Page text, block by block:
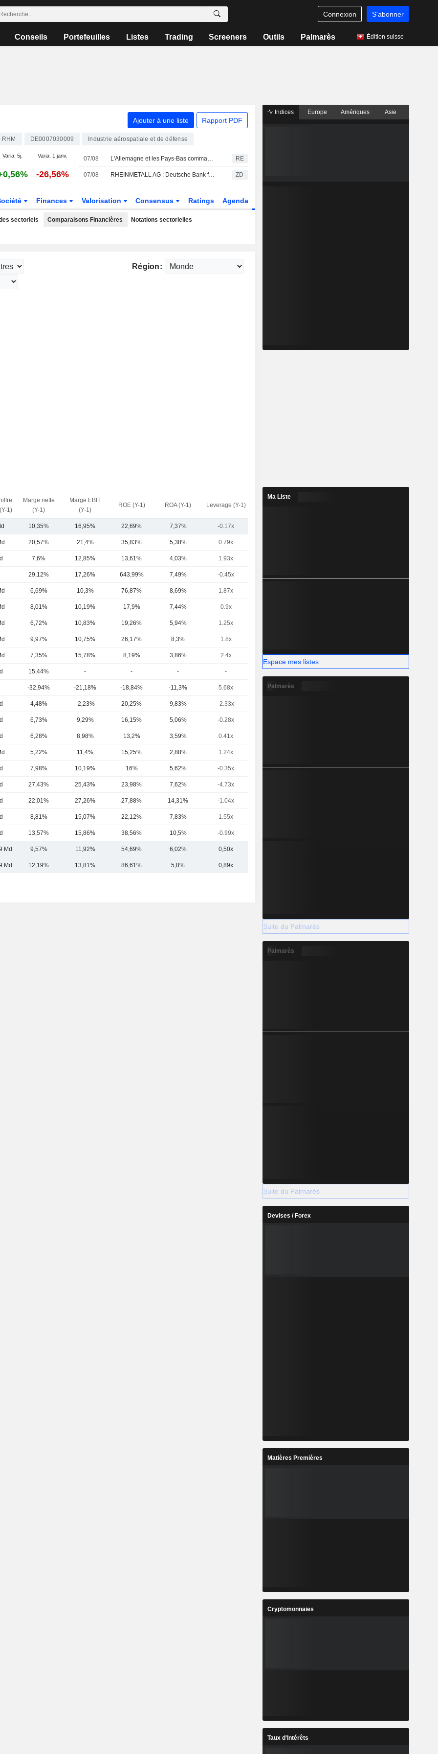
Connexion S'abonner
Conseils Portefeuilles Listes Trading Screeners Outils Palmarès Édition suisse
Ajouter à une liste Rapport PDF
RHM DE0007030009 Industrie aérospatiale et de défense
Varia. 5j. Varia. 1 janv.
-26,56%
07/08 L'Allemagne et les Pays-Bas commandent des blindés " Boxer » auprès de KNDS et Rheinmetall RE
07/08 RHEINMETALL AG : Deutsche Bank favorable sur le dossier ZD
Finances Valorisation Consensus Ratings Agenda
sectoriels Comparaisons Financières Notations sectorielles
Région:
1)
Marge nette
(Y-1)
Marge EBIT
(Y-1)
ROE (Y-1) ROA (Y-1) Leverage (Y-1)
10,35% 16,95% 22,69% 7,37% -0.17x
20,57% 21,4% 35,83% 5,38% 0.79x
7,6% 12,85% 13,61% 4,03% 1.93x
29,12% 17,26% 643,99% 7,49% -0.45x
6,69% 10,3% 76,87% 8,69% 1.87x
8,01% 10,19% 17,9% 7,44% 0.9x
6,72% 10,83% 19,26% 5,94% 1.25x
9,97% 10,75% 26,17% 8,3% 1.8x
7,35% 15,78% 8,19% 3,86% 2.4x
15,44% - - - -
-32,94% -21,18% -18,84% -11,3% 5.68x
4,48% -2,23% 20,25% 9,83% -2.33x
6,73% 9,29% 16,15% 5,06% -0.28x
6,28% 8,98% 13,2% 3,59% 0.41x
5,22% 11,4% 15,25% 2,88% 1.24x
7,98% 10,19% 16% 5,62% -0.35x
27,43% 25,43% 23,98% 7,62% -4.73x
22,01% 27,26% 27,88% 14,31% -1.04x
8,81% 15,07% 22,12% 7,83% 1.55x
13,57% 15,86% 38,56% 10,5% -0.99x
Md 9,57% 11,92% 54,69% 6,02% 0,50x
Md 12,19% 13,81% 86,61% 5,8% 0,89x
Indices Europe Amériques Asie
Ma Liste
Espace mes listes
Palmarès
Suite du Palmarès
Palmarès
Suite du Palmarès
Devises / Forex
Matières Premières
Cryptomonnaies
Taux d'Intérêts